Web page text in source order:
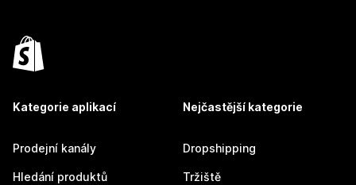
Kategorie aplikací
Prodejní kanály
Hledání produktů
Nejčastější kategorie
Dropshipping
Tržiště